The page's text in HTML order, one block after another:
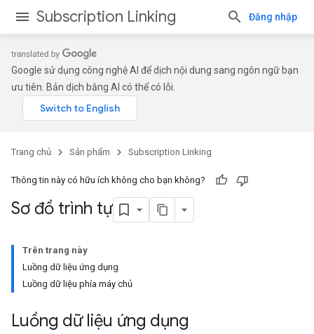
Subscription Linking Đăng nhập
Google sử dụng công nghệ AI để dịch nội dung sang ngôn ngữ bạn
ưu tiên. Bản dịch bằng AI có thể có lỗi.
Trang chủ Sản phẩm Subscription Linking
Thông tin này có hữu ích không cho bạn không?
Sơ đồ trình tự
Trên trang này
Luồng dữ liệu ứng dụng
Luồng dữ liệu phía máy chủ
Luồng dữ liệu ứng dụng